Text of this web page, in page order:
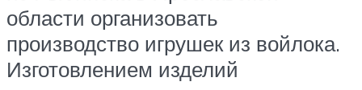
области организовать
производство игрушек из войлока.
Изготовлением изделий